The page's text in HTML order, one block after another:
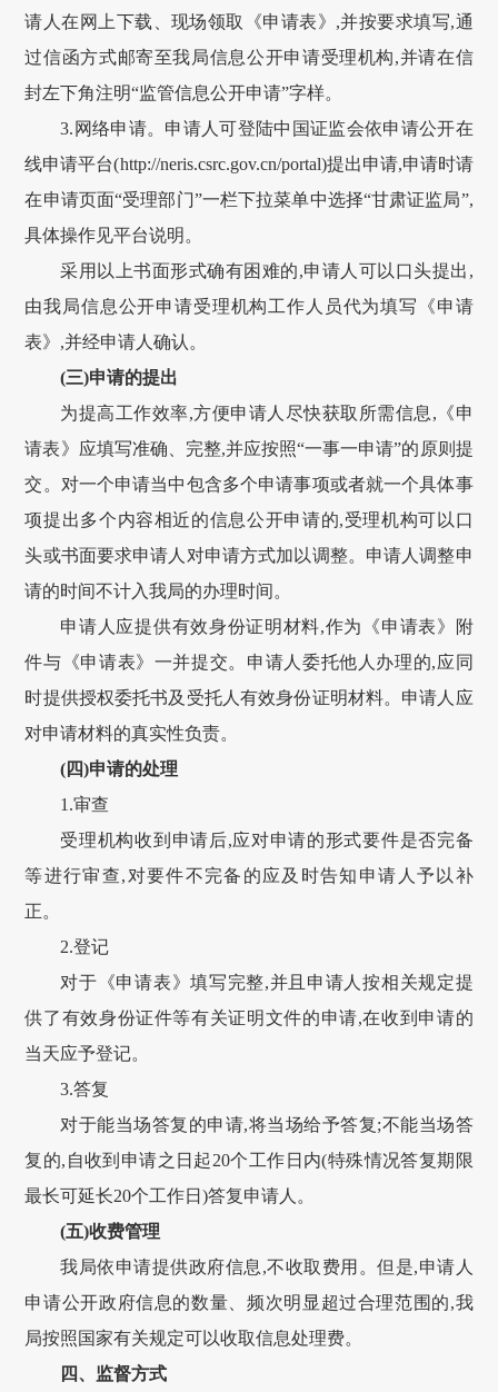
请人在网上下载、现场领取《申请表》,并按要求填写,通
过信函方式邮寄至我局信息公开申请受理机构,并请在信
封左下角注明“监管信息公开申请”字样。
3.网络申请。申请人可登陆中国证监会依申请公开在
线申请平台(http://neris.csrc.gov.cn/portal)提出申请,申请时请
在申请页面“受理部门”一栏下拉菜单中选择“甘肃证监局”,
具体操作见平台说明。
采用以上书面形式确有困难的,申请人可以口头提出,
由我局信息公开申请受理机构工作人员代为填写《申请
表》,并经申请人确认。
(三)申请的提出
为提高工作效率,方便申请人尽快获取所需信息,《申
请表》应填写准确、完整,并应按照“一事一申请”的原则提
交。对一个申请当中包含多个申请事项或者就一个具体事
项提出多个内容相近的信息公开申请的,受理机构可以口
头或书面要求申请人对申请方式加以调整。申请人调整申
请的时间不计入我局的办理时间。
申请人应提供有效身份证明材料,作为《申请表》附
件与《申请表》一并提交。申请人委托他人办理的,应同
时提供授权委托书及受托人有效身份证明材料。申请人应
对申请材料的真实性负责。
(四)申请的处理
1.审查
受理机构收到申请后,应对申请的形式要件是否完备
等进行审查,对要件不完备的应及时告知申请人予以补
正。
2.登记
对于《申请表》填写完整,并且申请人按相关规定提
供了有效身份证件等有关证明文件的申请,在收到申请的
当天应予登记。
3.答复
对于能当场答复的申请,将当场给予答复;不能当场答
复的,自收到申请之日起20个工作日内(特殊情况答复期限
最长可延长20个工作日)答复申请人。
(五)收费管理
我局依申请提供政府信息,不收取费用。但是,申请人
申请公开政府信息的数量、频次明显超过合理范围的,我
局按照国家有关规定可以收取信息处理费。
四、监督方式